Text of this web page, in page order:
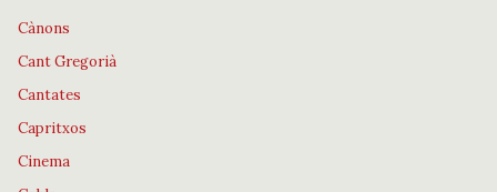
Cànons
Cant Gregorià
Cantates
Capritxos
Cinema